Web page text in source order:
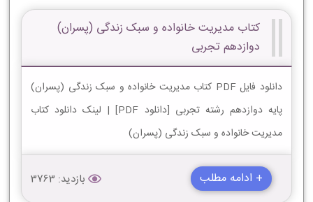
کتاب مدیریت خانواده و سبک زندگی (پسران)
دوازدهم تجربی
دانلود فایل PDF کتاب مدیریت خانواده و سبک زندگی (پسران)
پایه دوازدهم رشته تجربی [دانلود PDF] | لینک دانلود کتاب
مدیریت خانواده و سبک زندگی (پسران)
+ ادامه مطلب بازدید: 3763